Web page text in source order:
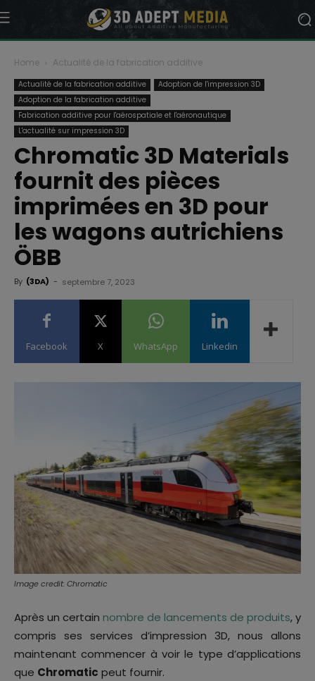
Home Actualité de la fabrication additive
Actualité de la fabrication additive
Adoption de l'impression 3D
Adoption de la fabrication additive
Fabrication additive pour l'aérospatiale et l'aéronautique
L'actualité sur impression 3D
Chromatic 3D Materials
fournit des pièces
imprimées en 3D pour
les wagons autrichiens
ÖBB
By (3DA) - septembre 7, 2023
Facebook X WhatsApp Linkedin
Image credit: Chromatic
Après un certain nombre de lancements de produits, y
compris ses services d’impression 3D, nous allons
maintenant commencer à voir le type d’applications
que Chromatic peut fournir.